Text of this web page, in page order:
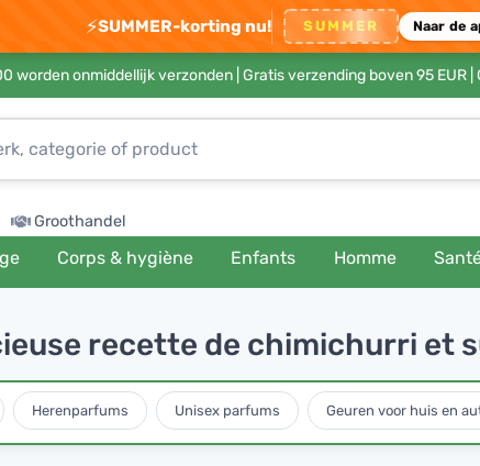
⚡SUMMER-korting nu! SUMMER Naar de
worden onmiddellijk verzonden | Gratis verzending boven 95 EUR|
Groothandel
Corps & hygiène Enfants Homme
recette de chimichurri et
Herenparfums Unisex parfums Geuren voor huis en